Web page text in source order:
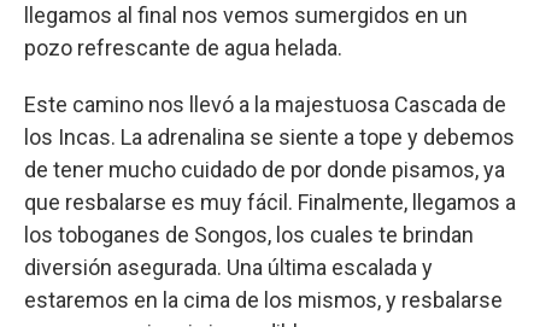
llegamos al final nos vemos sumergidos en un
pozo refrescante de agua helada.
Este camino nos llevó a la majestuosa Cascada de
los Incas. La adrenalina se siente a tope y debemos
de tener mucho cuidado de por donde pisamos, ya
que resbalarse es muy fácil. Finalmente, llegamos a
los toboganes de Songos, los cuales te brindan
diversión asegurada. Una última escalada y
estaremos en la cima de los mismos, y resbalarse